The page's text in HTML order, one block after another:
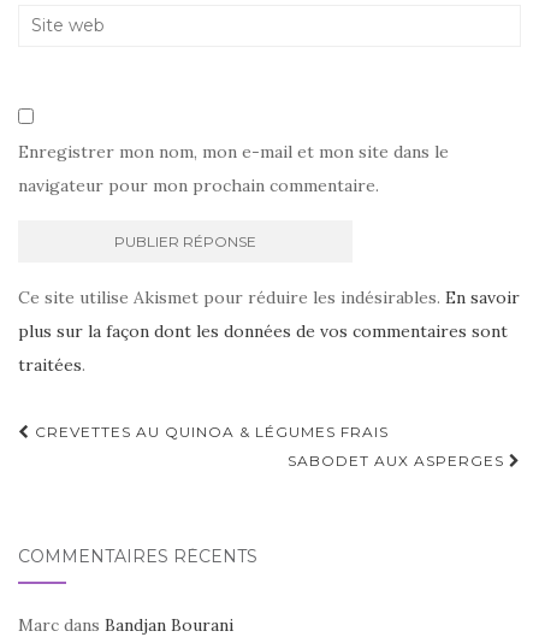
Enregistrer mon nom, mon e-mail et mon site dans le
navigateur pour mon prochain commentaire.
Ce site utilise Akismet pour réduire les indésirables. En savoir
plus sur la façon dont les données de vos commentaires sont
traitées.
Navigation
CREVETTES AU QUINOA & LÉGUMES FRAIS
SABODET AUX ASPERGES
COMMENTAIRES RÉCENTS
Marc dans Bandjan Bourani